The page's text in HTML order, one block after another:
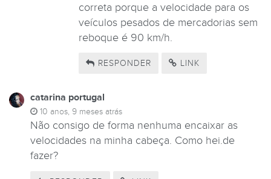
correta porque a velocidade para os
veículos pesados de mercadorias sem
reboque é 90 km/h.
RESPONDER LINK
catarina portugal
10 anos, 9 meses atrás
Não consigo de forma nenhuma encaixar as
velocidades na minha cabeça. Como hei.de
fazer?